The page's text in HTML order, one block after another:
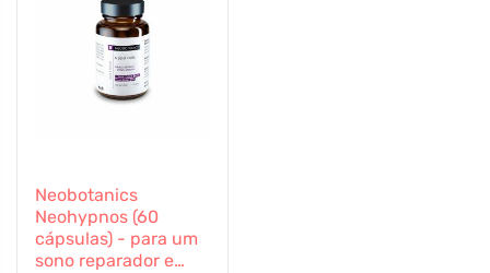
Neobotanics
Neohypnos (60
cápsulas) - para um
sono reparador e